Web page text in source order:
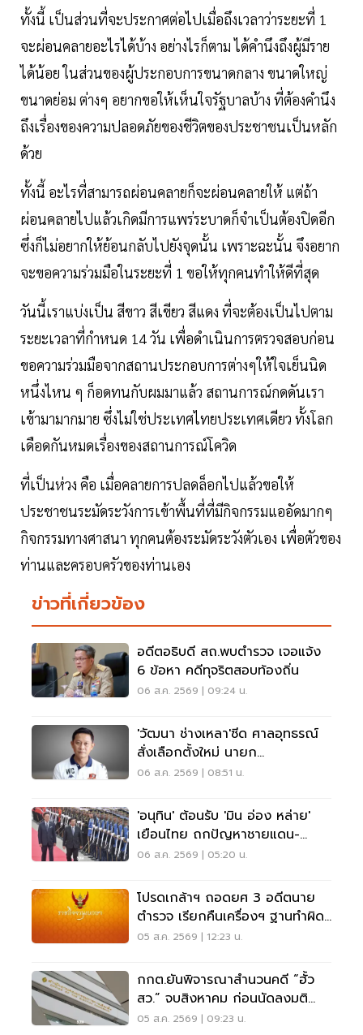
ทั้งนี้ เป็นส่วนที่จะประกาศต่อไปเมื่อถึงเวลาว่าระยะที่ 1
จะผ่อนคลายอะไรได้บ้าง อย่างไรก็ตาม ได้คำนึงถึงผู้มีราย
ได้น้อย ในส่วนของผู้ประกอบการขนาดกลาง ขนาดใหญ่
ขนาดย่อม ต่างๆ อยากขอให้เห็นใจรัฐบาลบ้าง ที่ต้องคำนึง
ถึงเรื่องของความปลอดภัยของชีวิตของประชาชนเป็นหลัก
ด้วย
ทั้งนี้ อะไรที่สามารถผ่อนคลายก็จะผ่อนคลายให้ แต่ถ้า
ผ่อนคลายไปแล้วเกิดมีการแพร่ระบาดก็จำเป็นต้องปิดอีก
ซึ่งก็ไม่อยากให้ย้อนกลับไปยังจุดนั้น เพราะฉะนั้น จึงอยาก
จะขอความร่วมมือในระยะที่ 1 ขอให้ทุกคนทำให้ดีที่สุด
วันนี้เราแบ่งเป็น สีขาว สีเขียว สีแดง ที่จะต้องเป็นไปตาม
ระยะเวลาที่กำหนด 14 วัน เพื่อดำเนินการตรวจสอบก่อน
ขอความร่วมมือจากสถานประกอบการต่างๆให้ใจเย็นนิด
หนึ่งไหน ๆ ก็อดทนกับผมมาแล้ว สถานการณ์กดดันเรา
เข้ามามากมาย ซึ่งไม่ใช่ประเทศไทยประเทศเดียว ทั้งโลก
เดือดกันหมดเรื่องของสถานการณ์โควิด
ที่เป็นห่วง คือ เมื่อคลายการปลดล็อกไปแล้วขอให้
ประชาชนระมัดระวังการเข้าพื้นที่ที่มีกิจกรรมแออัดมากๆ
กิจกรรมทางศาสนา ทุกคนต้องระมัดระวังตัวเอง เพื่อตัวของ
ท่านและครอบครัวของท่านเอง
ข่าวที่เกี่ยวข้อง
อดีตอธิบดี สถ.พบตำรวจ เจอแจ้ง
6 ข้อหา คดีทุจริตสอบท้องถิ่น
06 ส.ค. 2569 | 09:24 น.
'วัฒนา ช่างเหลา'ซีด ศาลอุทธรณ์
สั่งเลือกตั้งใหม่ นายก
อบจ.ขอนแก่น
06 ส.ค. 2569 | 08:51 น.
'อนุทิน' ต้อนรับ 'มิน อ่อง หล่าย'
เยือนไทย ถกปัญหาชายแดน-
พลังงาน-การค้า
06 ส.ค. 2569 | 05:20 น.
โปรดเกล้าฯ ถอดยศ 3 อดีตนาย
ตำรวจ เรียกคืนเครื่องฯ ฐานทำผิด
วินัยร้ายแรง
05 ส.ค. 2569 | 12:23 น.
กกต.ยันพิจารณาสำนวนคดี “ฮั้ว
สว.” จบสิงหาคม ก่อนนัดลงมติ
ภายหลัง
05 ส.ค. 2569 | 09:23 น.